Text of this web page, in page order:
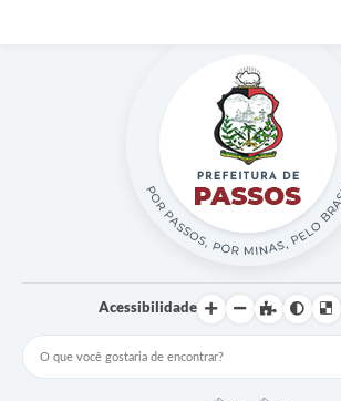
Acessibilidade